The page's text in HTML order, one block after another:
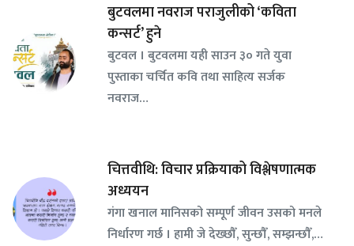
बुटवलमा नवराज पराजुलीको ‘कविता
कन्सर्ट’ हुने
बुटवल । बुटवलमा यही साउन ३० गते युवा
पुस्ताका चर्चित कवि तथा साहित्य सर्जक
नवराज…
चित्तवीथि: विचार प्रक्रियाको विश्लेषणात्मक
अध्ययन
गंगा खनाल मानिसको सम्पूर्ण जीवन उसको मनले
निर्धारण गर्छ । हामी जे देख्छौँ, सुन्छौँ, सम्झन्छौँ,…